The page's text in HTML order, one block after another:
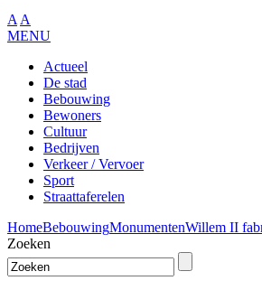
A A
MENU
Actueel
De stad
Bebouwing
Bewoners
Cultuur
Bedrijven
Verkeer / Vervoer
Sport
Straattaferelen
HomeBebouwingMonumentenWillem II
Zoeken